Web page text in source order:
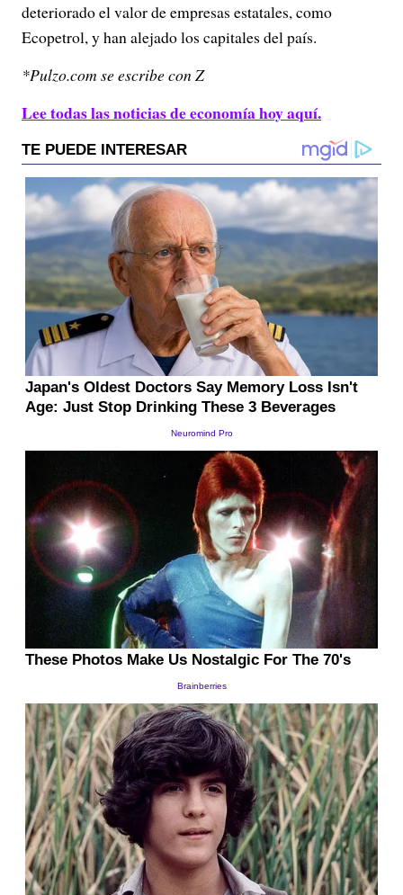
deteriorado el valor de empresas estatales, como
Ecopetrol, y han alejado los capitales del país.
*Pulzo.com se escribe con Z
Lee todas las noticias de economía hoy aquí.